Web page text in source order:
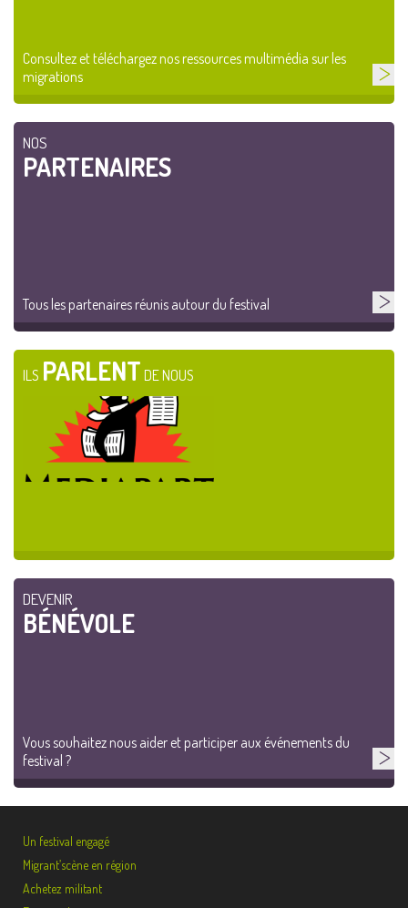
Consultez et téléchargez nos ressources multimédia sur les
migrations
NOS
PARTENAIRES
Tous les partenaires réunis autour du festival
ILS PARLENT DE NOUS
DEVENIR
BÉNÉVOLE
Vous souhaitez nous aider et participer aux événements du
festival ?
Un festival engagé
Migrant’scène en région
Achetez militant